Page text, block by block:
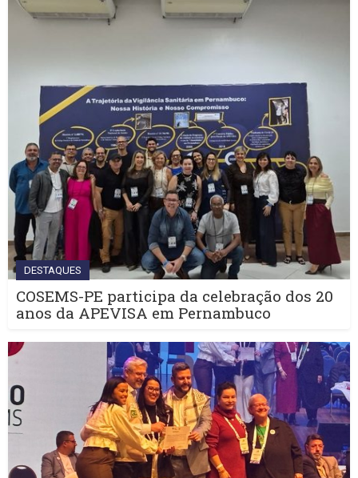
DESTAQUES
COSEMS-PE participa da celebração dos 20
anos da APEVISA em Pernambuco